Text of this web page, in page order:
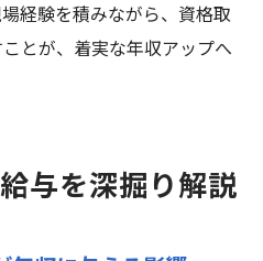
経験を積みながら、資格取
とが、着実な年収アップへ
与を深掘り解説